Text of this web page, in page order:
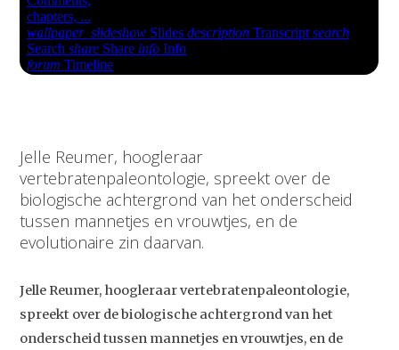
Jelle Reumer, hoogleraar
vertebratenpaleontologie, spreekt over de
biologische achtergrond van het onderscheid
tussen mannetjes en vrouwtjes, en de
evolutionaire zin daarvan.
Jelle Reumer, hoogleraar vertebratenpaleontologie,
spreekt over de biologische achtergrond van het
onderscheid tussen mannetjes en vrouwtjes, en de